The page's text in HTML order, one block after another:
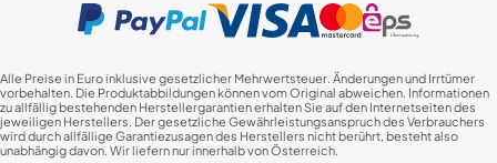
Alle Preise in Euro inklusive gesetzlicher Mehrwertsteuer. Änderungen und Irrtümer
vorbehalten. Die Produktabbildungen können vom Original abweichen. Informationen
zu allfällig bestehenden Herstellergarantien erhalten Sie auf den Internetseiten des
jeweiligen Herstellers. Der gesetzliche Gewährleistungsanspruch des Verbrauchers
wird durch allfällige Garantiezusagen des Herstellers nicht berührt, besteht also
unabhängig davon. Wir liefern nur innerhalb von Österreich.